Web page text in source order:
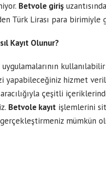
Betvole giriş
Türk Lirası para
Kayıt Olunur?
hizmet
aracılığıyla çeşitli
Betvole kayıt işlemlerini
mümkün